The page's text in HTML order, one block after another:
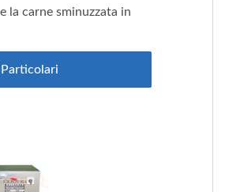
la carne sminuzzata in
Particolari